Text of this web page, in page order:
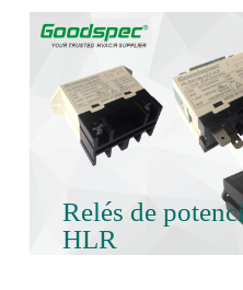
Relés de
HLR